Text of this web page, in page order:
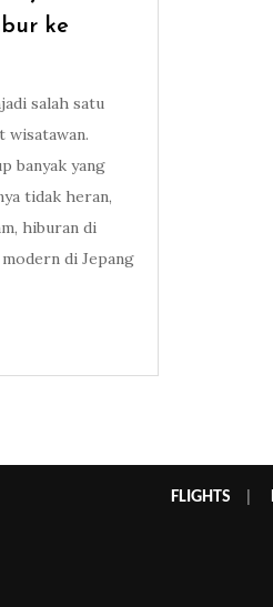
ke
salah satu
wisatawan.
banyak yang
tidak heran,
hiburan di
di Jepang
FLIGHTS